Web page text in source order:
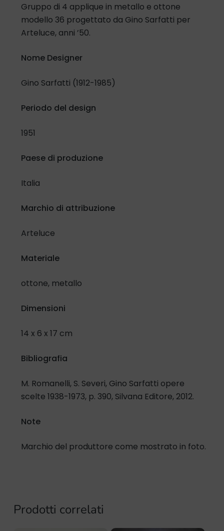
Presto il mio consenso
Gruppo di 4 applique in metallo e ottone
modello 36 progettato da Gino Sarfatti per
Arteluce, anni ’50.
Nome Designer
Gino Sarfatti (1912-1985)
Periodo del design
1951
Paese di produzione
Italia
Marchio di attribuzione
Arteluce
Materiale
ottone, metallo
Dimensioni
14 x 6 x 17 cm
Bibliografia
M. Romanelli, S. Severi, Gino Sarfatti opere
scelte 1938-1973, p. 390, Silvana Editore, 2012.
Note
Marchio del produttore come mostrato in foto.
Prodotti correlati